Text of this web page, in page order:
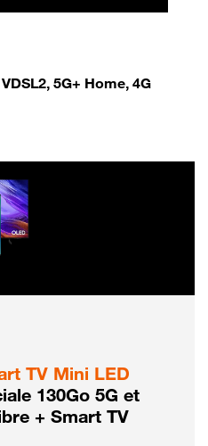
5G+ Home, 4G
TV Mini LED
130Go 5G et
+ Smart TV